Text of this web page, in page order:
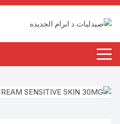
التجاوز
إلى
المحتوى